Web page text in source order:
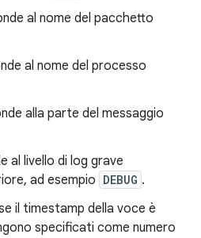
al nome del pacchetto
al nome del processo
alla parte del messaggio
al livello di log grave
ad esempio DEBUG .
il timestamp della voce è
specificati come numero